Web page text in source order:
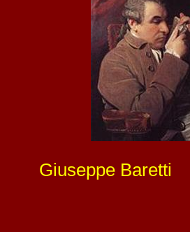
Giuseppe Baretti